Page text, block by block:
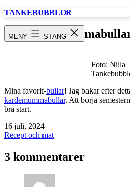
Hoppa
TANKEBUBBLOR
MENY STÄNG
Foto: Nilla
Mina favorit-bullar! Jag bakar efter
kardemummabullar. Att börja
bra start.
Publicerat
den
16 juli, 2024
Kategoriserat
Recept och mat
3 kommentarer